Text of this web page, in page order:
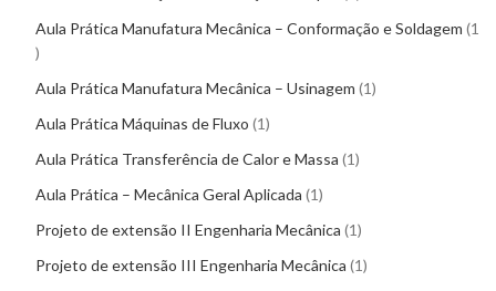
Aula Prática Manufatura Mecânica – Conformação e Soldagem 1
Aula Prática Manufatura Mecânica – Usinagem 1
Aula Prática Máquinas de Fluxo 1
Aula Prática Transferência de Calor e Massa 1
Aula Prática – Mecânica Geral Aplicada 1
Projeto de extensão II Engenharia Mecânica 1
Projeto de extensão III Engenharia Mecânica 1